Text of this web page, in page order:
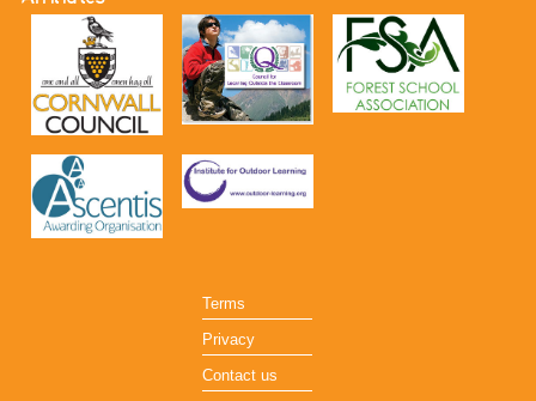
Terms
Privacy
Contact us